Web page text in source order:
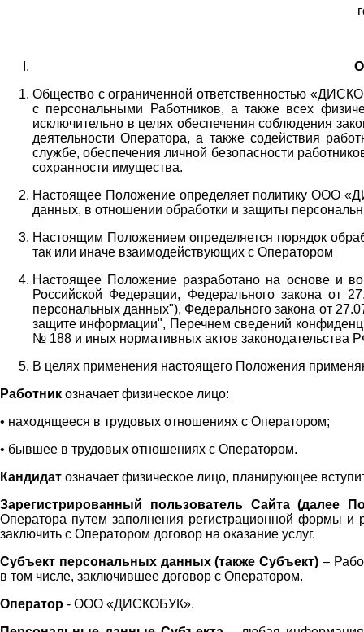
Общество с ограниченной ответственностью
с персональными Работников, а также всех
исключительно в целях обеспечения соблюдения
деятельности Оператора,а также содействия
службе, обеспечения личной безопасности
сохранности имущества.
Настоящее Положение определяет политику ООО
данных, в отношении обработки и защиты
Настоящим Положением определяется порядок
так или иначе взаимодействующих с Оператором
Настоящее Положение разработано на основе и во
Российской Федерации, Федерального закона
персональных данных"), Федерального закона от
защите информации", Перечнем сведений
№ 188 и иных нормативных актов законодательства
В целях применения настоящего Положения
Работник означает физическое лицо:
• находящееся в трудовых отношениях с Оператором;
• бывшее в трудовых отношениях с Оператором.
Кандидат означает физическое лицо, планирующее
Зарегистрированный пользователь Сайта (далее
Оператора путем заполнения регистрационной формы и
заключить с Оператором договор на оказание услуг.
Субъект персональных данных (также Субъект) –
в том числе, заключившее договор с Оператором.
Оператор - ООО «ДИСКОБУК».